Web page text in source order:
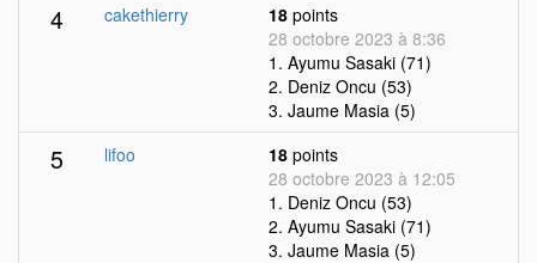
4 cakethierry 18 points
28 octobre 2023 à 8:36
1. Ayumu Sasaki (71)
2. Deniz Oncu (53)
3. Jaume Masia (5)
5 lifoo 18 points
28 octobre 2023 à 12:05
1. Deniz Oncu (53)
2. Ayumu Sasaki (71)
3. Jaume Masia (5)